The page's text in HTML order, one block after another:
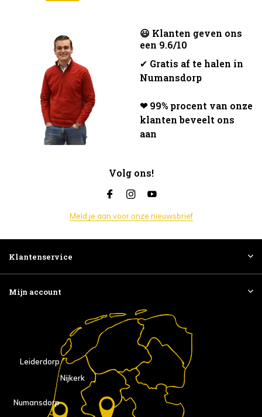
😃 Klanten geven ons
een 9.6/10
✔ Gratis af te halen in
Numansdorp
❤ 99% procent van onze
klanten beveelt ons
aan
Volg ons!
Meld je aan voor onze nieuwsbrief
Klantenservice
Mijn account
Nijkerk
Numansdorp
Leiderdorp